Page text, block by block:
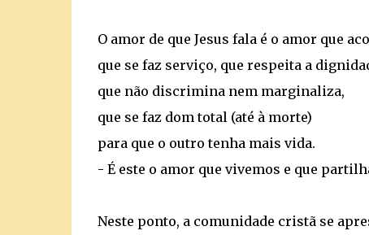
O amor de que Jesus fala é o amor que
que se faz serviço, que respeita a
que não discrimina nem marginaliza,
que se faz dom total (até à morte)
para que o outro tenha mais vida.
- É este o amor que vivemos e que
Neste ponto, a comunidade cristã se